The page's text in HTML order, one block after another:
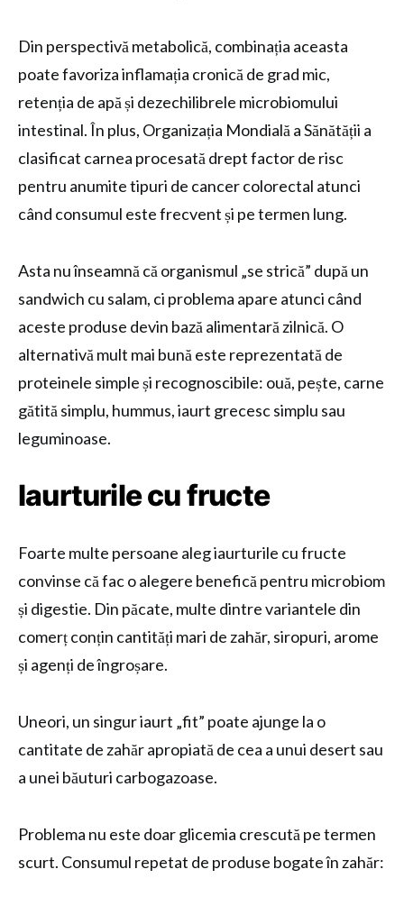
Din perspectivă metabolică, combinația aceasta
poate favoriza inflamația cronică de grad mic,
retenția de apă și dezechilibrele microbiomului
intestinal. În plus, Organizația Mondială a Sănătății a
clasificat carnea procesată drept factor de risc
pentru anumite tipuri de cancer colorectal atunci
când consumul este frecvent și pe termen lung.
Asta nu înseamnă că organismul „se strică” după un
sandwich cu salam, ci problema apare atunci când
aceste produse devin bază alimentară zilnică. O
alternativă mult mai bună este reprezentată de
proteinele simple și recognoscibile: ouă, pește, carne
gătită simplu, hummus, iaurt grecesc simplu sau
leguminoase.
Iaurturile cu fructe
Foarte multe persoane aleg iaurturile cu fructe
convinse că fac o alegere benefică pentru microbiom
și digestie. Din păcate, multe dintre variantele din
comerț conțin cantități mari de zahăr, siropuri, arome
și agenți de îngroșare.
Uneori, un singur iaurt „fit” poate ajunge la o
cantitate de zahăr apropiată de cea a unui desert sau
a unei băuturi carbogazoase.
Problema nu este doar glicemia crescută pe termen
scurt. Consumul repetat de produse bogate în zahăr: